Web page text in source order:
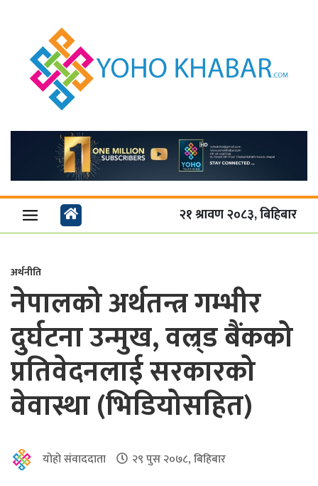
२१ श्रावण २०८३, बिहिबार
अर्थनीति
नेपालको अर्थतन्त्र गम्भीर
दुर्घटना उन्मुख, वल्र्ड बैंकको
प्रतिवेदनलाई सरकारको
वेवास्था (भिडियोसहित)
योहो संवाददाता २९ पुस २०७८, बिहिबार